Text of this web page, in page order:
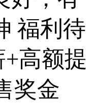
福利待
高额提
奖金